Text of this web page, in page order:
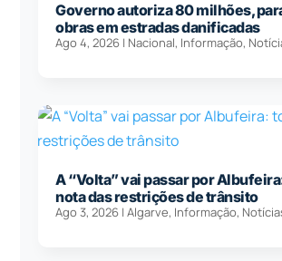
Governo autoriza 80 milhões,
obras em estradas danificadas
Ago 4, 2026 | Nacional, Informação,
A “Volta” vai passar por
nota das restrições de trânsito
Ago 3, 2026 |Algarve, Informação,